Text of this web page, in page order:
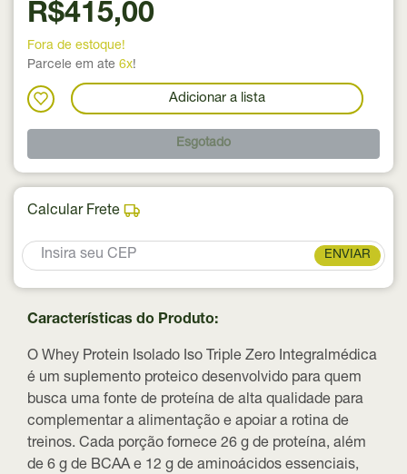
R$415,00
Fora de estoque!
Parcele em ate 6x!
Adicionar a lista
Esgotado
Calcular Frete
ENVIAR
Características do Produto:
O Whey Protein Isolado Iso Triple Zero Integralmédica
é um suplemento proteico desenvolvido para quem
busca uma fonte de proteína de alta qualidade para
complementar a alimentação e apoiar a rotina de
treinos. Cada porção fornece 26 g de proteína, além
de 6 g de BCAAe 12 g de aminoácidos essenciais,